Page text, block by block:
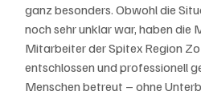
ganz besonders. Obwohl die
noch sehr unklar war, haben die
Mitarbeiter der Spitex Region
entschlossen und professionell
Menschen betreut – ohne